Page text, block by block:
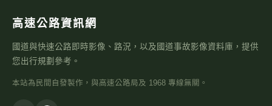
高速公路資訊網
國道與快速公路即時影像、路況，以及國道事故影像資料庫，提供
您出行規劃參考。
本站為民間自發製作，與高速公路局及 1968 專線無關。